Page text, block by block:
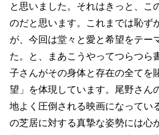
と思いました。それはきっと、こ
のだと思います。これまでは恥ず
が、今回は堂々と愛と希望をテー
た。と、まあこうやってつらつら
子さんがその身体と存在の全てを
望」を体現しています。尾野さん
地よく圧倒される映画になってい
の芝居に対する真摯な姿勢には心